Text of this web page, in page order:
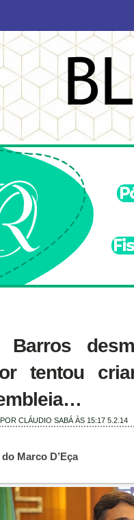
Barros
tentou
CLÁUDIO SABÁ ÀS 15:17 5.2.14
Marco D’Eça